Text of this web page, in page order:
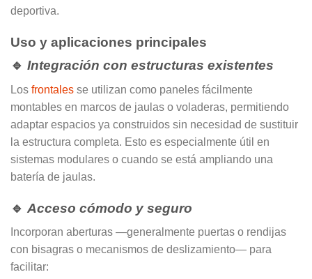
deportiva.
Uso y aplicaciones principales
🔹 Integración con estructuras existentes
Los frontales se utilizan como paneles fácilmente
montables en marcos de jaulas o voladeras, permitiendo
adaptar espacios ya construidos sin necesidad de sustituir
la estructura completa. Esto es especialmente útil en
sistemas modulares o cuando se está ampliando una
batería de jaulas.
🔹 Acceso cómodo y seguro
Incorporan aberturas —generalmente puertas o rendijas
con bisagras o mecanismos de deslizamiento— para
facilitar: